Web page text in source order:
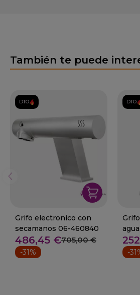
También te puede
DTO.
Grifo electronico con
secamanos 06-460840
486,45 €705,00 €
-31%
DTO.
Grifo
-